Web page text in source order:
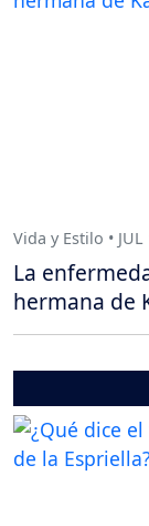
Vida y Estilo •
La
hermana de